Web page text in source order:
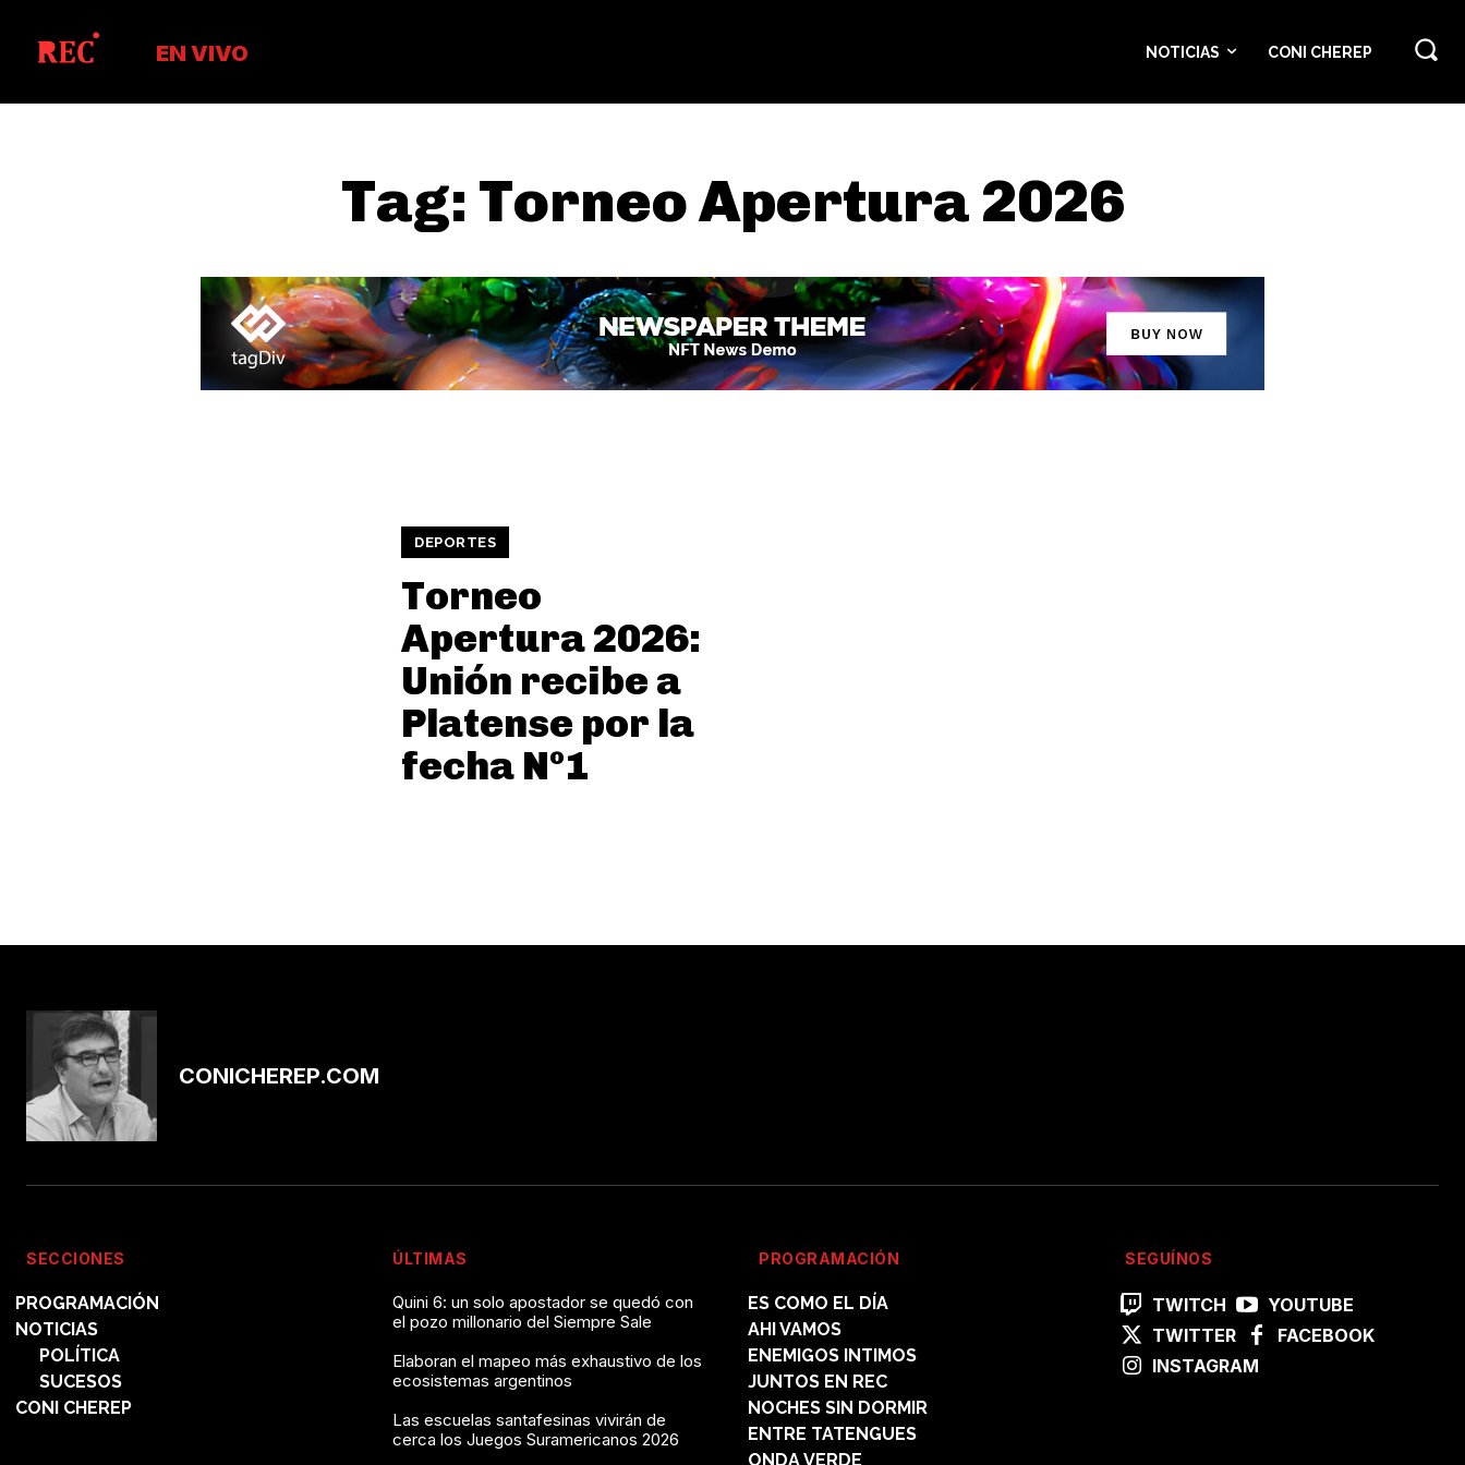
EN VIVO NOTICIAS CONI CHEREP
Tag: Torneo Apertura 2026
DEPORTES
Torneo
Apertura 2026:
Unión recibe a
Platense por la
fecha Nº1
CONICHEREP.COM
SECCIONES
PROGRAMACIÓN
NOTICIAS
POLÍTICA
SUCESOS
CONI CHEREP
ÚLTIMAS
Quini 6: un solo apostador se quedó con
el pozo millonario del Siempre Sale
Elaboran el mapeo más exhaustivo de los
ecosistemas argentinos
Las escuelas santafesinas vivirán de
cerca los Juegos Suramericanos 2026
PROGRAMACIÓN
ES COMO EL DÍA
AHI VAMOS
ENEMIGOS INTIMOS
JUNTOS EN REC
NOCHES SIN DORMIR
ENTRE TATENGUES
ONDA VERDE
SEGUÍNOS
TWITCH
YOUTUBE
TWITTER
FACEBOOK
INSTAGRAM